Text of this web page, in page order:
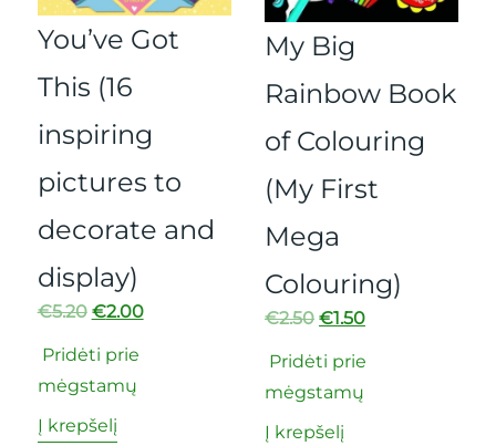
You’ve Got
This (16
inspiring
pictures to
decorate and
display)
€5.20 €2.00
Pridėti prie
mėgstamų
Į krepšelį
My Big
Rainbow Book
of Colouring
(My First
Mega
Colouring)
€2.50 €1.50
Pridėti prie
mėgstamų
Į krepšelį